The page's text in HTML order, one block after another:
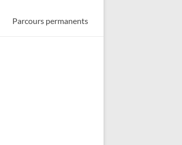
Parcours permanents